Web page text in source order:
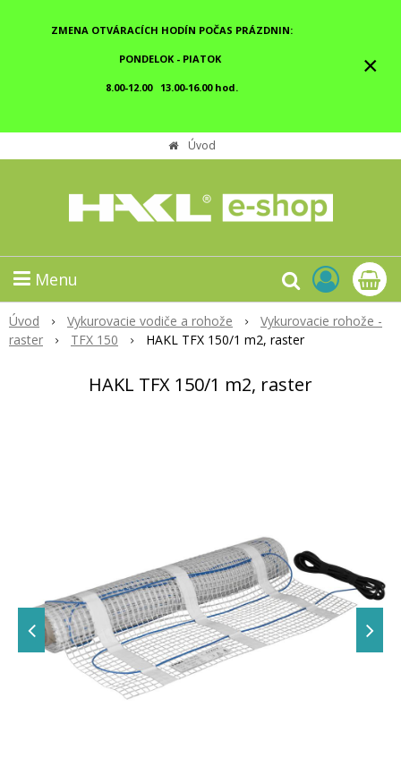
ZMENA OTVÁRACÍCH HODÍN POČAS PRÁZDNIN:
PONDELOK - PIATOK
8.00-12.00 13.00-16.00 hod.
×
Úvod
Menu
Úvod Vykurovacie vodiče a rohože
Vykurovacie rohože -
raster
TFX 150 HAKL TFX 150/1 m2, raster
HAKL TFX 150/1 m2, raster